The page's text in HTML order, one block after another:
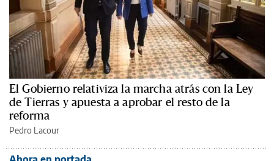
El Gobierno relativiza la marcha atrás con la Ley
de Tierras y apuesta a aprobar el resto de la
reforma
Pedro Lacour